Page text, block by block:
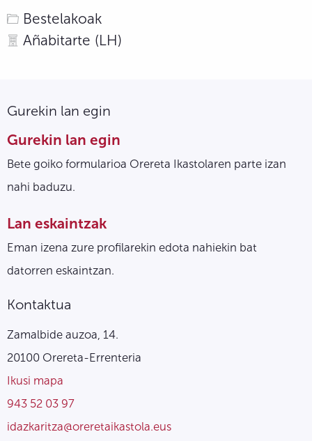
Bestelakoak
Añabitarte (LH)
Gurekin lan egin
Gurekin lan egin
Bete goiko formularioa Orereta Ikastolaren parte izan
nahi baduzu.
Lan eskaintzak
Eman izena zure profilarekin edota nahiekin bat
datorren eskaintzan.
Kontaktua
Zamalbide auzoa, 14.
20100 Orereta-Errenteria
Ikusi mapa
943 52 03 97
idazkaritza@oreretaikastola.eus